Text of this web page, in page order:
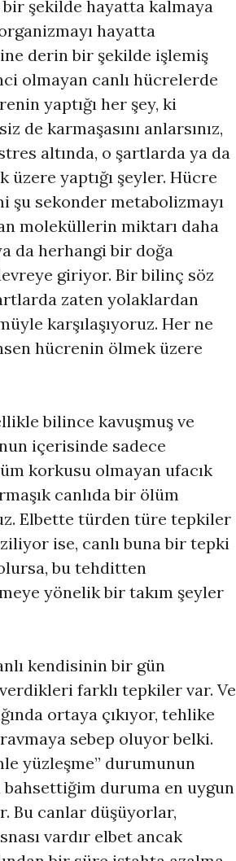
bir şekilde hayatta kalmaya
hayatta
derin bir şekilde işlemiş
olmayan canlı hücrelerde
yaptığı her şey, ki
de karmaşasını anlarsınız,
altında, o şartlarda ya da
üzere yaptığı şeyler. Hücre
şu sekonder metabolizmayı
moleküllerin miktarı daha
da herhangi bir doğa
giriyor. Bir bilinç söz
zaten yolaklardan
karşılaşıyoruz. Her ne
hücrenin ölmek üzere
bilince kavuşmuş ve
içerisinde sadece
korkusu olmayan ufacık
canlıda bir ölüm
Elbette türden türe tepkiler
ise, canlı buna bir tepki
bu tehditten
yönelik bir takım şeyler
kendisinin bir gün
farklı tepkiler var. Ve
ortaya çıkıyor, tehlike
sebep oluyor belki.
yüzleşme” durumunun
bahsettiğim duruma en uygun
Bu canlar düşüyorlar,
vardır elbet ancak